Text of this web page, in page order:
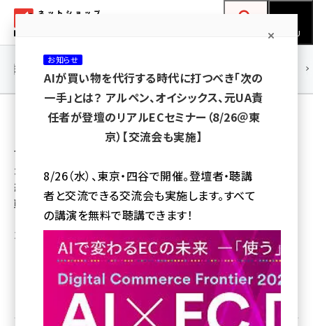
ン
ネットショップ担当者フォーラム
MENU
yahoo (1906)
楽天 (1874)
アスクル (1122)
base (1081)
ビィ・フォアード (776)
連載・特集 |
「Digital Commerce Frontier 2026」は、AI活用やリ
テールメディア、動画コマースなど、デジタルコマースの
最前線を網羅。EC・店舗・BtoBの各視点から、売上直
結のDX戦略と人材育成を学び、2026年を勝ち抜く実
戦力を獲得できるイベントです。
3月9日 17:00
275
優先するニュース提供元に追加
お知らせ
AIが買い物を代行する時代に打つべき「次の
一手」とは？ アルペン、オイシックス、元UA責
任者が登壇のリアルECセミナー（8/26＠東
京）【交流会も実施】
8/26（水）、東京・四谷で開催。登壇者・聴講
者と交流できる交流会も実施します。すべて
の講演を無料で聴講できます！